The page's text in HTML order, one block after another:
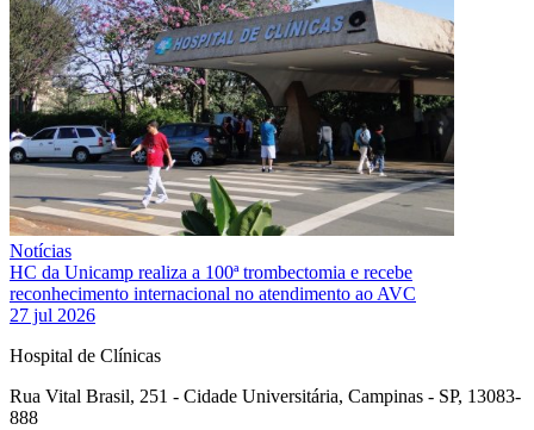
Notícias
HC da Unicamp realiza a 100ª trombectomia e recebe
reconhecimento internacional no atendimento ao AVC
27 jul 2026
Hospital de Clínicas
Rua Vital Brasil, 251 - Cidade Universitária, Campinas - SP, 13083-
888